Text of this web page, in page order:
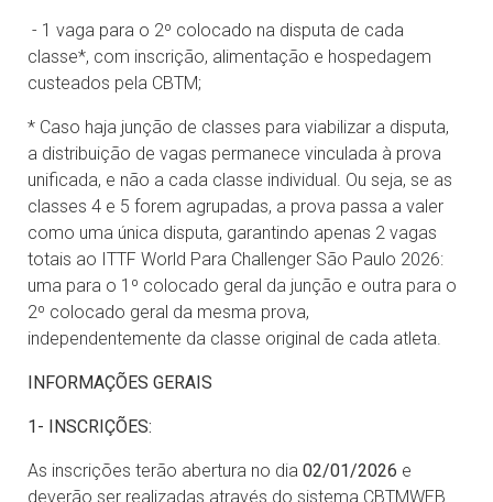
- 1 vaga para o 2º colocado na disputa de cada
classe*, com inscrição, alimentação e hospedagem
custeados pela CBTM;
* Caso haja junção de classes para viabilizar a disputa,
a distribuição de vagas permanece vinculada à prova
unificada, e não a cada classe individual. Ou seja, se as
classes 4 e 5 forem agrupadas, a prova passa a valer
como uma única disputa, garantindo apenas 2 vagas
totais ao ITTF World Para Challenger São Paulo 2026:
uma para o 1º colocado geral da junção e outra para o
2º colocado geral da mesma prova,
independentemente da classe original de cada atleta.
INFORMAÇÕES GERAIS
1- INSCRIÇÕES:
As inscrições terão abertura no dia 02/01/2026 e
deverão ser realizadas através do sistema CBTMWEB